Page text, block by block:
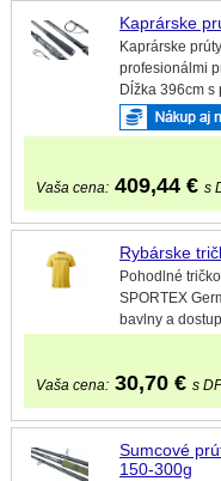
Kaprárske
Kaprárske
profesionálmi
Dĺžka 396cm s
Vaša cena: 409,44 € s
Rybárske
Pohodlné
SPORTEX
bavlny a
Vaša cena: 30,70 € s
Sumcové
150-300g